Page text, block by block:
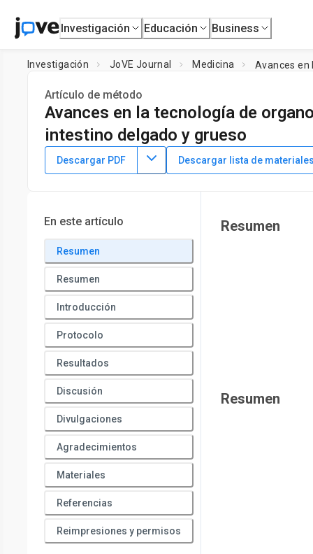
Investigación Educación Business
Investigación JoVE Journal Medicina Avances en
Artículo de método
Avances en la tecnología de
intestino delgado y grueso
DOI: 10.3791/67010 ⸱ 14 de junio de 2024
Gerald D. Dykstra*1,Minae Kawasaki*2,Yoko M.
*
Descargar PDF Descargar lista de
En este artículo
Resumen
Resumen
Introducción
Protocolo
Resultados
Discusión
Divulgaciones
Agradecimientos
Materiales
Referencias
Reimpresiones y permisos
Resumen
Resumen